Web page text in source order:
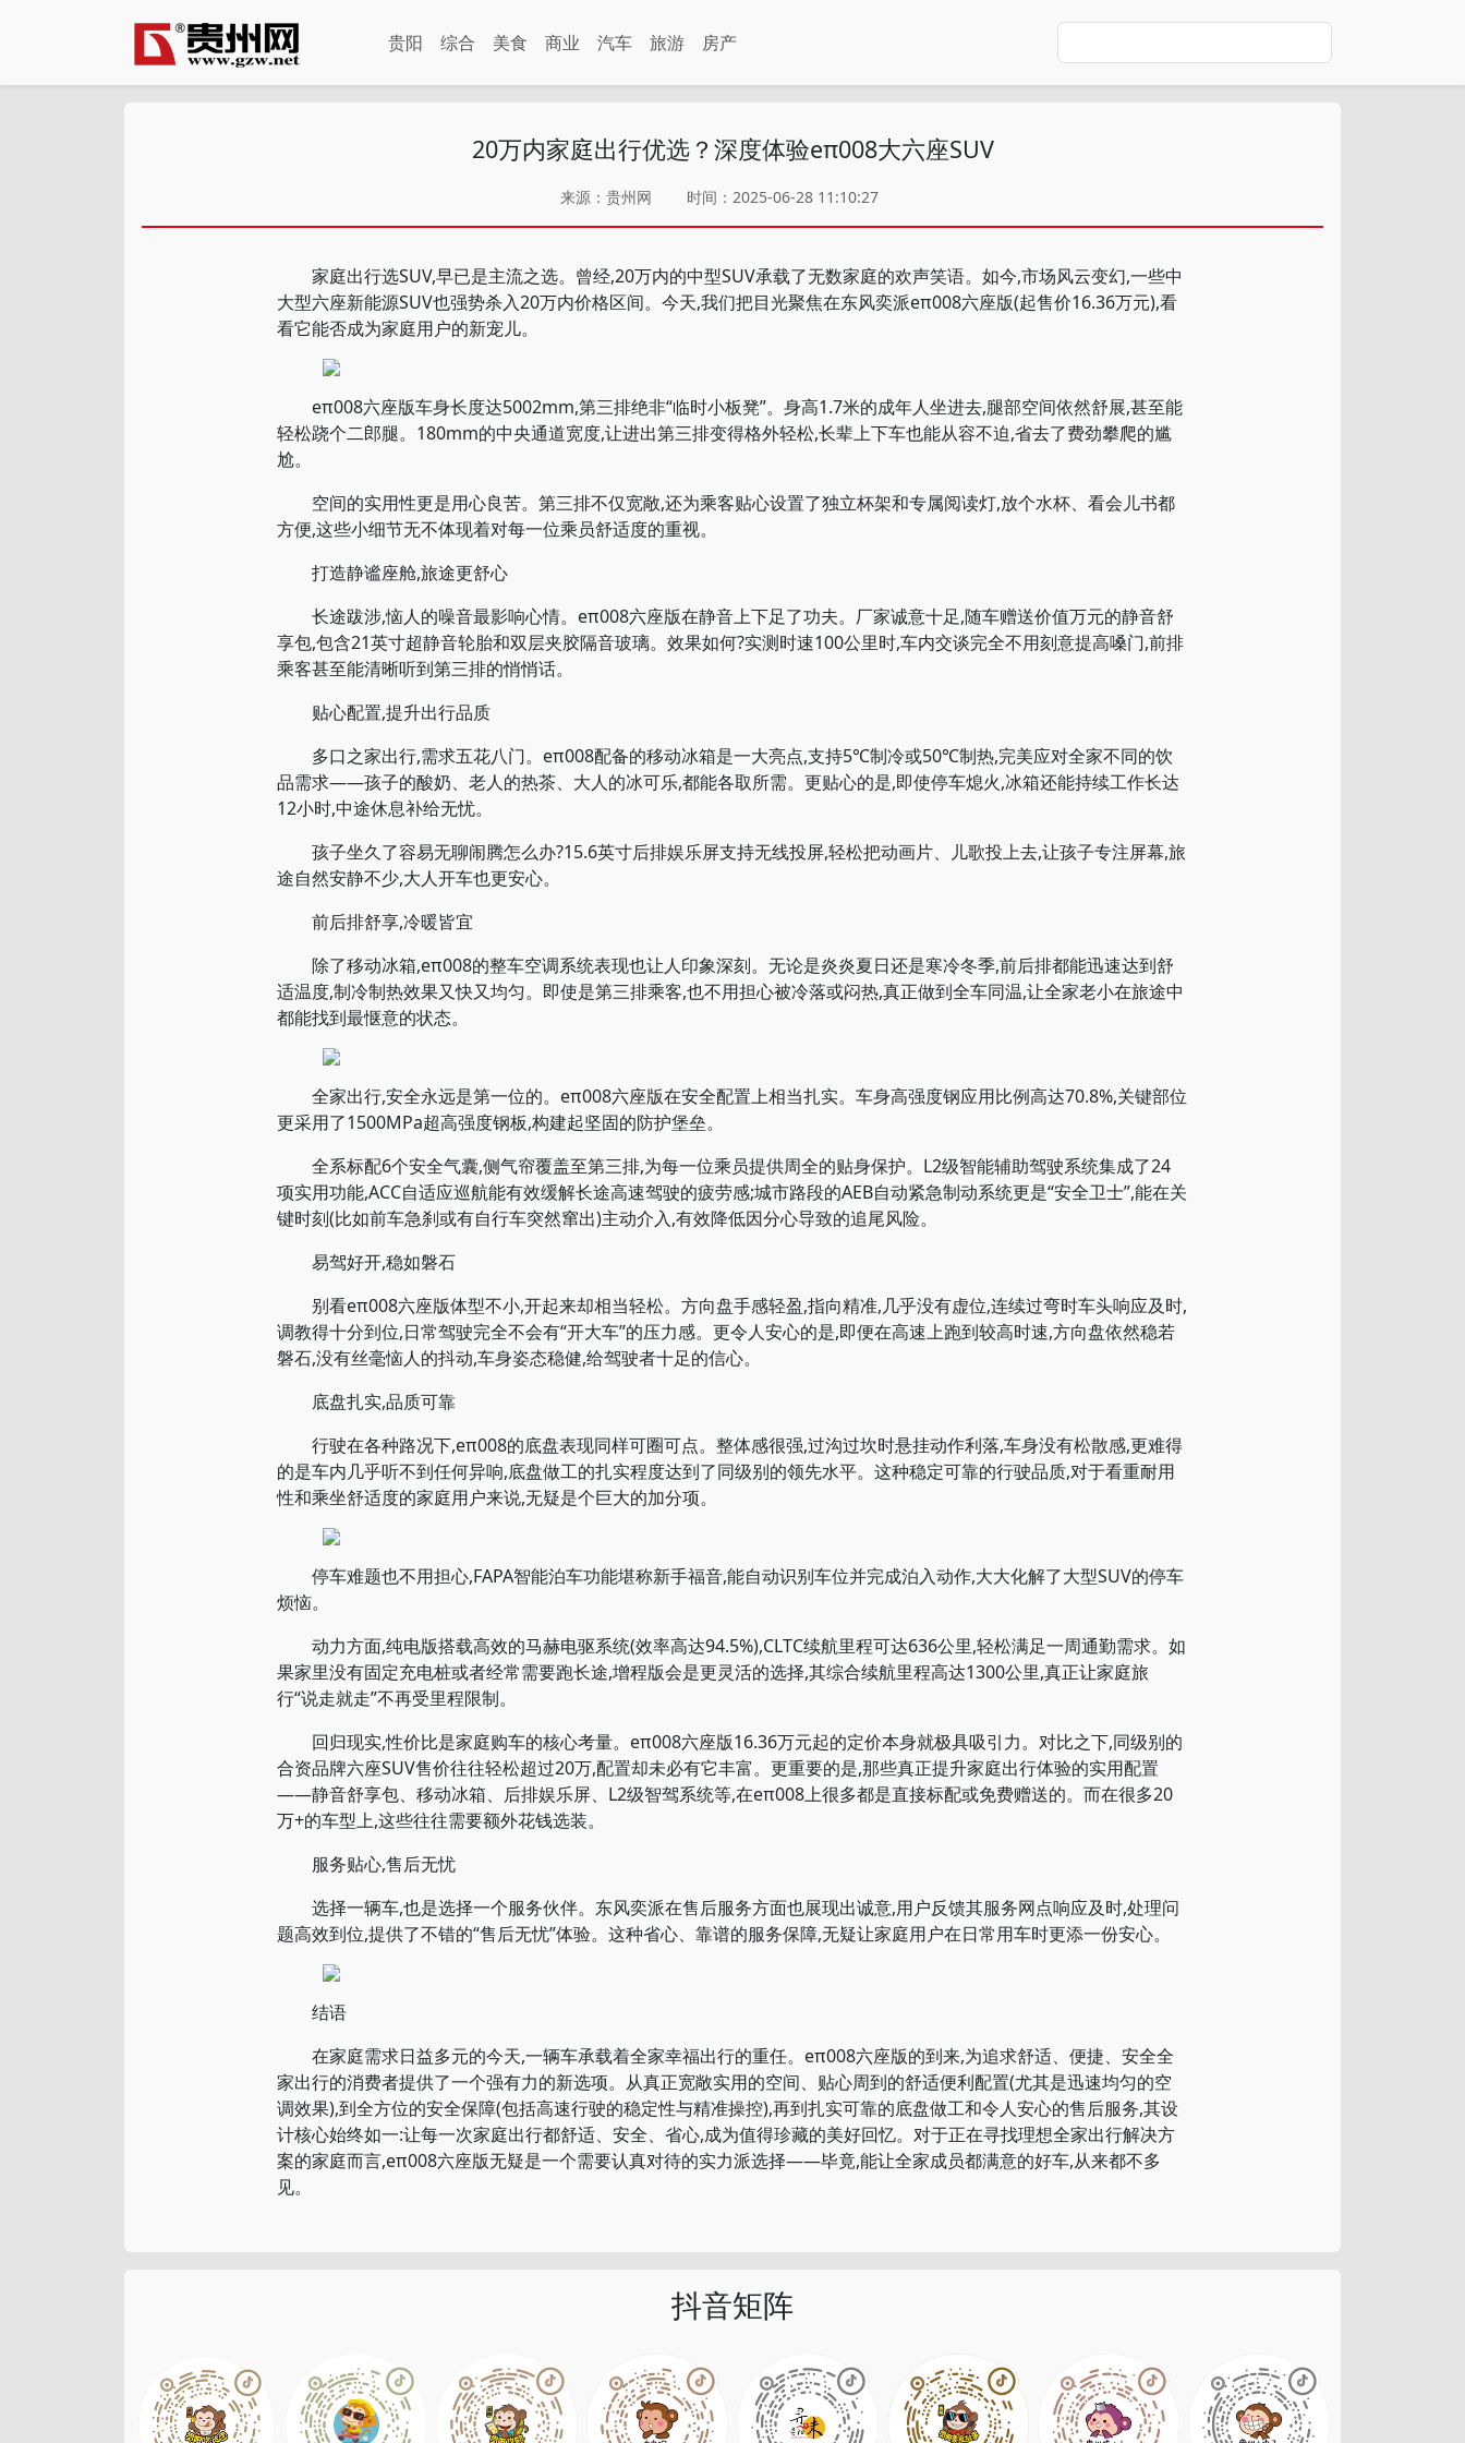
贵阳 综合 美食 商业 汽车 旅游 房产
20万内家庭出行优选？深度体验eπ008大六座SUV
来源：贵州网 时间：2025-06-28 11:10:27
家庭出行选SUV,早已是主流之选。曾经,20万内的中型SUV承载了无数家庭的欢声笑语。如今,市场风云变幻,一些中
大型六座新能源SUV也强势杀入20万内价格区间。今天,我们把目光聚焦在东风奕派eπ008六座版(起售价16.36万元),看
看它能否成为家庭用户的新宠儿。
eπ008六座版车身长度达5002mm,第三排绝非“临时小板凳”。身高1.7米的成年人坐进去,腿部空间依然舒展,甚至能
轻松跷个二郎腿。180mm的中央通道宽度,让进出第三排变得格外轻松,长辈上下车也能从容不迫,省去了费劲攀爬的尴
尬。
空间的实用性更是用心良苦。第三排不仅宽敞,还为乘客贴心设置了独立杯架和专属阅读灯,放个水杯、看会儿书都
方便,这些小细节无不体现着对每一位乘员舒适度的重视。
打造静谧座舱,旅途更舒心
长途跋涉,恼人的噪音最影响心情。eπ008六座版在静音上下足了功夫。厂家诚意十足,随车赠送价值万元的静音舒
享包,包含21英寸超静音轮胎和双层夹胶隔音玻璃。效果如何?实测时速100公里时,车内交谈完全不用刻意提高嗓门,前排
乘客甚至能清晰听到第三排的悄悄话。
贴心配置,提升出行品质
多口之家出行,需求五花八门。eπ008配备的移动冰箱是一大亮点,支持5℃制冷或50℃制热,完美应对全家不同的饮
品需求——孩子的酸奶、老人的热茶、大人的冰可乐,都能各取所需。更贴心的是,即使停车熄火,冰箱还能持续工作长达
12小时,中途休息补给无忧。
孩子坐久了容易无聊闹腾怎么办?15.6英寸后排娱乐屏支持无线投屏,轻松把动画片、儿歌投上去,让孩子专注屏幕,旅
途自然安静不少,大人开车也更安心。
前后排舒享,冷暖皆宜
除了移动冰箱,eπ008的整车空调系统表现也让人印象深刻。无论是炎炎夏日还是寒冷冬季,前后排都能迅速达到舒
适温度,制冷制热效果又快又均匀。即使是第三排乘客,也不用担心被冷落或闷热,真正做到全车同温,让全家老小在旅途中
都能找到最惬意的状态。
全家出行,安全永远是第一位的。eπ008六座版在安全配置上相当扎实。车身高强度钢应用比例高达70.8%,关键部位
更采用了1500MPa超高强度钢板,构建起坚固的防护堡垒。
全系标配6个安全气囊,侧气帘覆盖至第三排,为每一位乘员提供周全的贴身保护。L2级智能辅助驾驶系统集成了24
项实用功能,ACC自适应巡航能有效缓解长途高速驾驶的疲劳感;城市路段的AEB自动紧急制动系统更是“安全卫士”,能在关
键时刻(比如前车急刹或有自行车突然窜出)主动介入,有效降低因分心导致的追尾风险。
易驾好开,稳如磐石
别看eπ008六座版体型不小,开起来却相当轻松。方向盘手感轻盈,指向精准,几乎没有虚位,连续过弯时车头响应及时,
调教得十分到位,日常驾驶完全不会有“开大车”的压力感。更令人安心的是,即便在高速上跑到较高时速,方向盘依然稳若
磐石,没有丝毫恼人的抖动,车身姿态稳健,给驾驶者十足的信心。
底盘扎实,品质可靠
行驶在各种路况下,eπ008的底盘表现同样可圈可点。整体感很强,过沟过坎时悬挂动作利落,车身没有松散感,更难得
的是车内几乎听不到任何异响,底盘做工的扎实程度达到了同级别的领先水平。这种稳定可靠的行驶品质,对于看重耐用
性和乘坐舒适度的家庭用户来说,无疑是个巨大的加分项。
停车难题也不用担心,FAPA智能泊车功能堪称新手福音,能自动识别车位并完成泊入动作,大大化解了大型SUV的停车
烦恼。
动力方面,纯电版搭载高效的马赫电驱系统(效率高达94.5%),CLTC续航里程可达636公里,轻松满足一周通勤需求。如
果家里没有固定充电桩或者经常需要跑长途,增程版会是更灵活的选择,其综合续航里程高达1300公里,真正让家庭旅
行“说走就走”不再受里程限制。
回归现实,性价比是家庭购车的核心考量。eπ008六座版16.36万元起的定价本身就极具吸引力。对比之下,同级别的
合资品牌六座SUV售价往往轻松超过20万,配置却未必有它丰富。更重要的是,那些真正提升家庭出行体验的实用配置
——静音舒享包、移动冰箱、后排娱乐屏、L2级智驾系统等,在eπ008上很多都是直接标配或免费赠送的。而在很多20
万+的车型上,这些往往需要额外花钱选装。
服务贴心,售后无忧
选择一辆车,也是选择一个服务伙伴。东风奕派在售后服务方面也展现出诚意,用户反馈其服务网点响应及时,处理问
题高效到位,提供了不错的“售后无忧”体验。这种省心、靠谱的服务保障,无疑让家庭用户在日常用车时更添一份安心。
结语
在家庭需求日益多元的今天,一辆车承载着全家幸福出行的重任。eπ008六座版的到来,为追求舒适、便捷、安全全
家出行的消费者提供了一个强有力的新选项。从真正宽敞实用的空间、贴心周到的舒适便利配置(尤其是迅速均匀的空
调效果),到全方位的安全保障(包括高速行驶的稳定性与精准操控),再到扎实可靠的底盘做工和令人安心的售后服务,其设
计核心始终如一:让每一次家庭出行都舒适、安全、省心,成为值得珍藏的美好回忆。对于正在寻找理想全家出行解决方
案的家庭而言,eπ008六座版无疑是一个需要认真对待的实力派选择——毕竟,能让全家成员都满意的好车,从来都不多
见。
抖音矩阵